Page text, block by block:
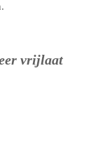
vrijlaat